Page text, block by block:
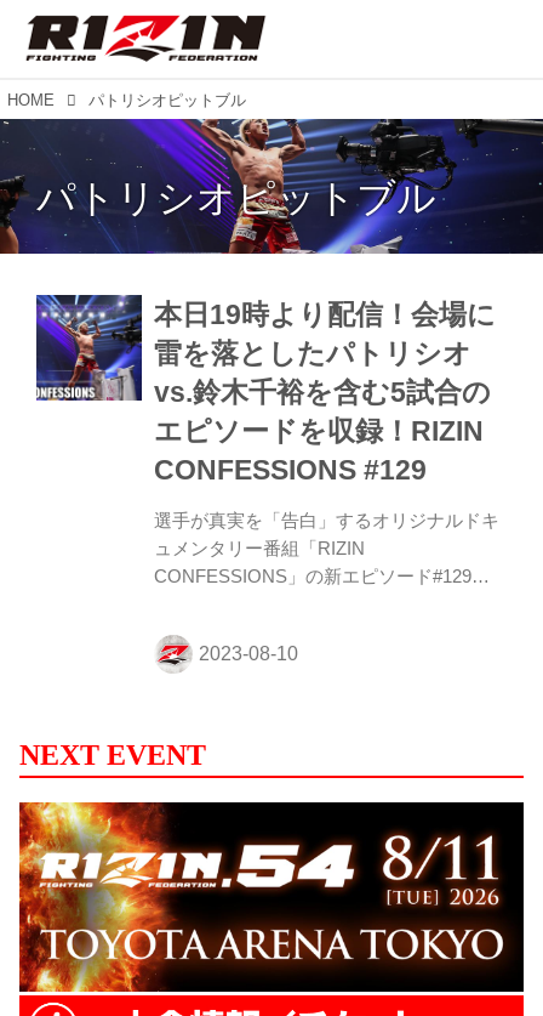
HOME パトリシオピットブル
パトリシオピットブル
本日19時より配信！会場に
雷を落としたパトリシオ
vs.鈴木千裕を含む5試合の
エピソードを収録！RIZIN
CONFESSIONS #129
選手が真実を「告白」するオリジナルドキ
ュメンタリー番組「RIZIN
CONFESSIONS」の新エピソード#129
ート！ 配信前に今回のあらすじを紹介！
緊急オファーからの衝撃KO劇！パトリシ
シオ・ピットブル vs. 鈴木千裕。試合は千
裕がBellator二階級制覇を成し遂げたパトリ
シオをマットに沈めるという衝撃的なKO
劇で、さいたまスーパーアリーナに雷を落
としてみせた。 千裕はこの試合を振り返り
ながら試合中の戦略や思いをカメラに語
る。また、試合をリングサイドで見...
NEXT EVENT